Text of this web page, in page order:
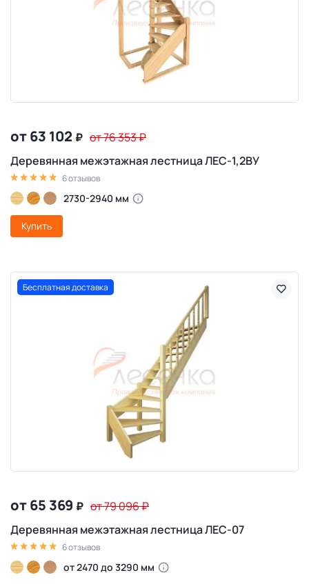
от 63 102 ₽ от 76 353₽
Деревянная межэтажная лестница ЛЕС-1,2ВУ
6 отзывов
2730-2940 мм
Купить
Бесплатная доставка
от 65 369 ₽ от 79 096₽
Деревянная межэтажная лестница ЛЕС-07
6 отзывов
от 2470 до 3290 мм